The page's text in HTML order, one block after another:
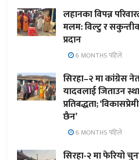
लहानका विपन्न
मलम: विल्टु र
प्रदान
6 MONTHS पहिले
सिरहा–२ मा कांग्रेस
यादवलाई जिताउन
प्रतिबद्धता;
छैन’
6 MONTHS पहिले
सिरहा-२ मा फेरियो